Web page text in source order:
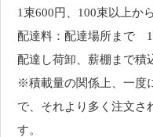
1束600円、100束以上か
配達料：配達場所まで
配達し荷卸、薪棚まで積
※積載量の関係上、一度
で、それより多く注文さ
す。